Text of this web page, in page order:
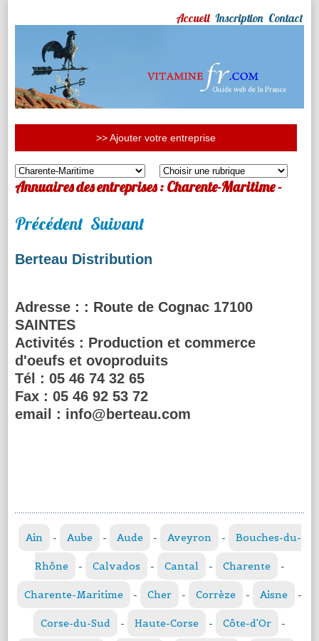
Accueil Inscription Contact
>> Ajouter votre entreprise
Annuaires des entreprises : Charente-Maritime -
Précédent Suivant
Berteau Distribution
Adresse : : Route de Cognac 17100
SAINTES
Activités : Production et commerce
d'oeufs et ovoproduits
Tél : 05 46 74 32 65
Fax : 05 46 92 53 72
email : info@berteau.com
Ain - Aube - Aude - Aveyron - Bouches-du-
Rhône - Calvados - Cantal - Charente -
Charente-Maritime - Cher - Corrèze - Aisne -
Corse-du-Sud - Haute-Corse - Côte-d'Or -